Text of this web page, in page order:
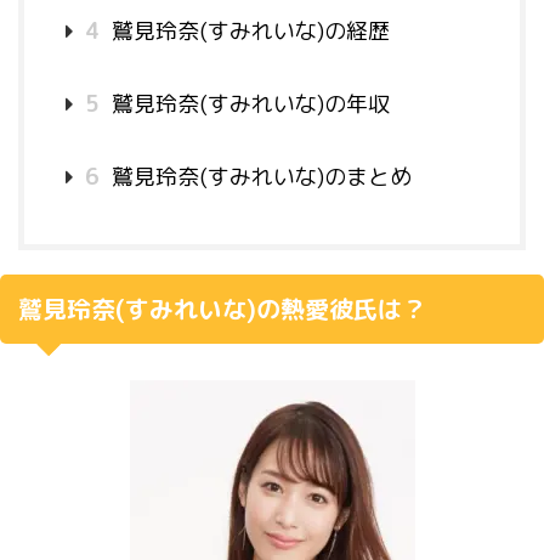
4 鷲見玲奈(すみれいな)の経歴
5 鷲見玲奈(すみれいな)の年収
6 鷲見玲奈(すみれいな)のまとめ
鷲見玲奈(すみれいな)の熱愛彼氏は？